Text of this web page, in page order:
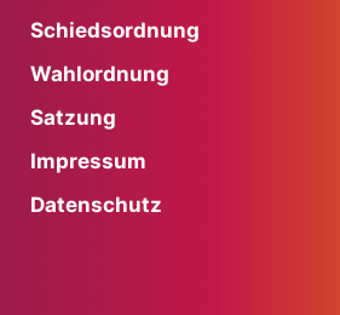
Schiedsordnung
Wahlordnung
Satzung
Impressum
Datenschutz